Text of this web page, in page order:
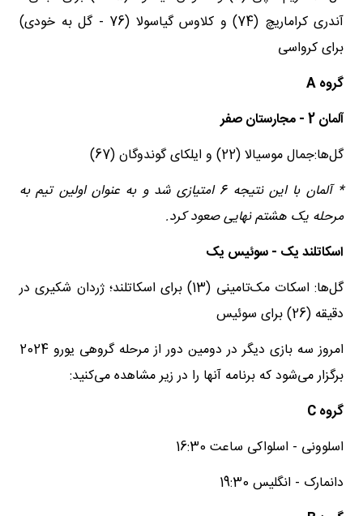
آندری کراماریچ (74) و کلاوس گیاسولا (76 - گل به خودی)
برای کرواسی
گروهA
آلمان 2 - مجارستان صفر
گل‌ها:جمال موسیالا (22) و ایلکای گوندوگان (67)
* آلمان با این نتیجه 6 امتیازی شد و به عنوان اولین تیم به
مرحله یک هشتم نهایی صعود کرد.
اسکاتلند یک - سوئیس یک
گل‌ها: اسکات مک‌تامینی (13) برای اسکاتلند؛ ژردان شکیری در
دقیقه (26) برای سوئیس
امروز سه بازی دیگر در دومین دور از مرحله گروهی یورو 2024
برگزار می‌شود که برنامه آنها را در زیر مشاهده می‌کنید:
گروهC
اسلوونی - اسلواکی ساعت 16:30
دانمارک - انگلیس 19:30